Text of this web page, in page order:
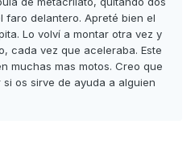
faro delantero. Apreté bien el
Lo volví a montar otra vez y
cada vez que aceleraba. Este
muchas mas motos. Creo que
os sirve de ayuda a alguien